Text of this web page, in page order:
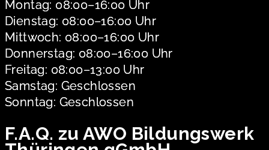
Montag: 08:00–16:00 Uhr
Dienstag: 08:00–16:00 Uhr
Mittwoch: 08:00–16:00 Uhr
Donnerstag: 08:00–16:00 Uhr
Freitag: 08:00–13:00 Uhr
Samstag: Geschlossen
Sonntag: Geschlossen
F.A.Q. zu AWO Bildungswerk